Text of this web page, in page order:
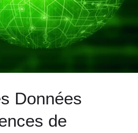
Données
de